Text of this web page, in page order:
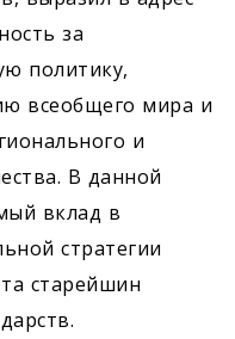
за
политику,
всеобщего мира и
и
В данной
вклад в
стратегии
старейшин